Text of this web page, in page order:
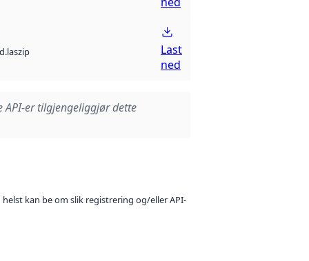
Last
ned
API-er tilgjengeliggjør dette
kan be om slik registrering og/eller API-